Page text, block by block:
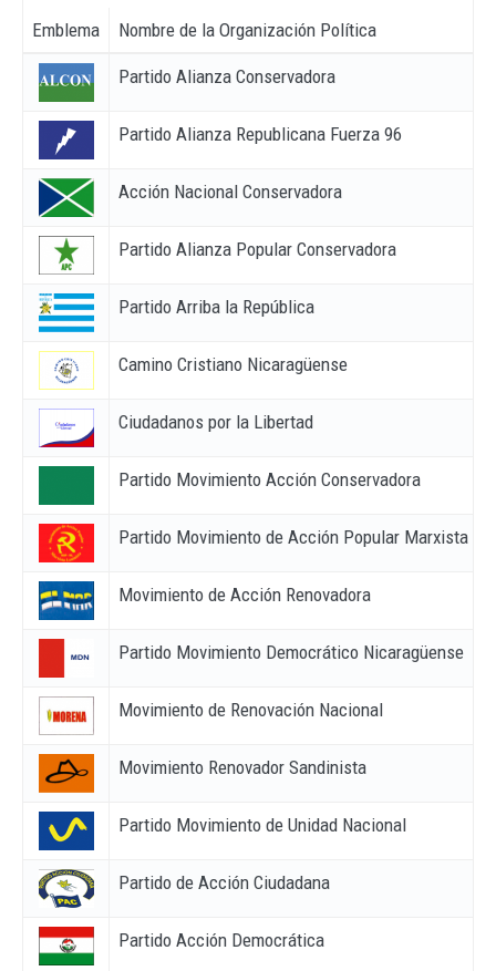
Emblema Nombre de la Organización Política
Partido Alianza Conservadora
Partido Alianza Republicana Fuerza 96
Acción Nacional Conservadora
Partido Alianza Popular Conservadora
Partido Arriba la República
Camino Cristiano Nicaragüense
Ciudadanos por la Libertad
Partido Movimiento Acción Conservadora
Partido Movimiento de Acción Popular Marxista
Movimiento de Acción Renovadora
Partido Movimiento Democrático Nicaragüense
Movimiento de Renovación Nacional
Movimiento Renovador Sandinista
Partido Movimiento de Unidad Nacional
Partido de Acción Ciudadana
Partido Acción Democrática